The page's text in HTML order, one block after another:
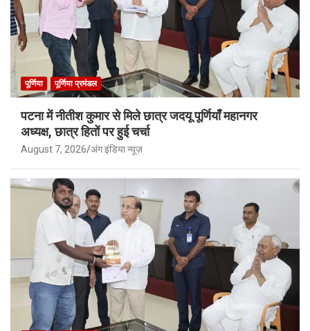
पूर्णिया पूर्णिया प्रमंडल
पटना में नीतीश कुमार से मिले छात्र जदयू पूर्णियाँ महानगर
अध्यक्ष, छात्र हितों पर हुई चर्चा
August 7, 2026 अंग इंडिया न्यूज़